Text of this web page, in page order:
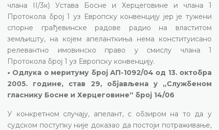
члана II/3к) Устава Босне и Херцеговине и члана 1
Протокола број 1 уз Европску конвенцију јер је тужени
спорне грађевинске радове радио на властитом
земљишту, на којем апеланткиња нема конституисано
релевантно имовинско право у смислу члана 1
Протокола број 1 уз Европску конвенцију.
• Одлука о меритуму број АП-1092/04 од 13. октобра
2005. године, став 29, објављена у „Службеном
гласнику Босне и Херцеговине“ број 14/06
У конкретном случају, апелант, с обзиром на то да у
судском поступку није доказао да постоји потраживање,